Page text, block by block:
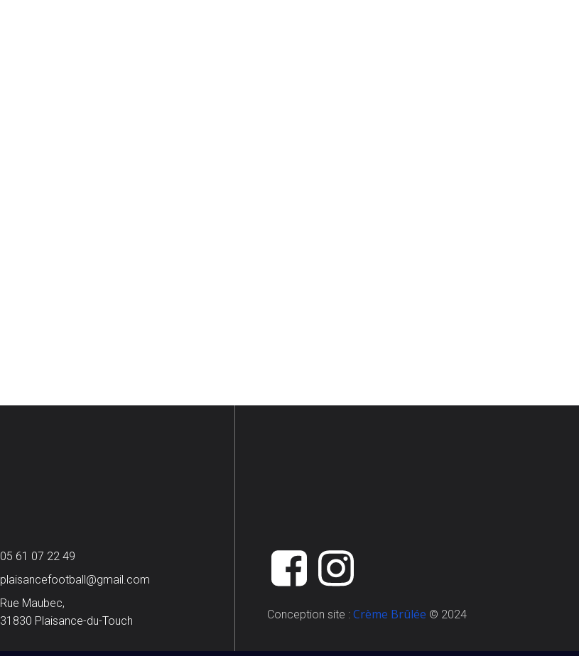
05 61 07 22 49
plaisancefootball@gmail.com
Rue Maubec,
31830 Plaisance-du-Touch
Conception site :Crème Brûlée © 2024